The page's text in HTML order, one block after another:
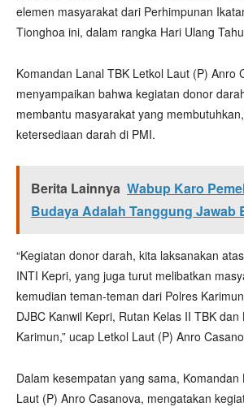
elemen masyarakat dari Perhimpunan
Tionghoa ini, dalam rangka Hari Ulang
Komandan Lanal TBK Letkol Laut (P) Anro
menyampaikan bahwa kegiatan donor
membantu masyarakat yang
ketersediaan darah di PMI.
Berita Lainnya Wabup Karo
Budaya Adalah Tanggung Jawab
“Kegiatan donor darah, kita laksanakan
INTI Kepri, yang juga turut melibatkan
kemudian teman-teman dari Polres
DJBC Kanwil Kepri, Rutan Kelas II TBK
Karimun,” ucap Letkol Laut (P) Anro
Dalam kesempatan yang sama, Komandan
Laut (P) Anro Casanova, mengatakan